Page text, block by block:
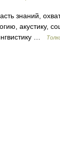
знаний,
акустику,
…